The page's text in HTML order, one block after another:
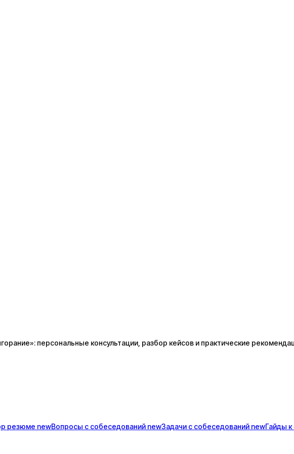
персональные консультации, разбор кейсов и практические
резюме newВопросы с собеседований newЗадачи с собеседований newГайды к